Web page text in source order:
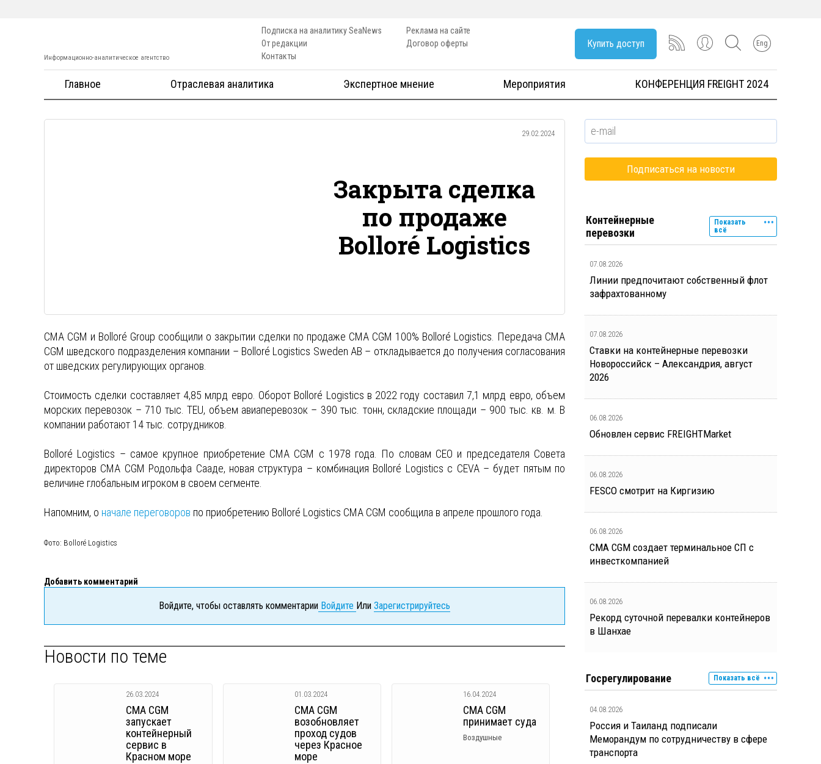
Информационно-аналитическое агентство
Подписка на аналитику SeaNews
От редакции
Контакты
Реклама на сайте
Договор оферты
Купить доступ Eng
Главное Отраслевая аналитика Экспертное мнение Мероприятия КОНФЕРЕНЦИЯ FREIGHT 2024
29.02.2024
Закрыта сделка
по продаже
Bolloré Logistics
CMA CGM и Bolloré Group сообщили о закрытии сделки по продаже CMA CGM 100% Bolloré Logistics. Передача CMA
CGM шведского подразделения компании – Bolloré Logistics Sweden AB – откладывается до получения согласования
от шведских регулирующих органов.
Стоимость сделки составляет 4,85 млрд евро. Оборот Bolloré Logistics в 2022 году составил 7,1 млрд евро, объем
морских перевозок – 710 тыс. TEU, объем авиаперевозок – 390 тыс. тонн, складские площади – 900 тыс. кв. м. В
компании работают 14 тыс. сотрудников.
Bolloré Logistics – самое крупное приобретение CMA CGM с 1978 года. По словам CEO и председателя Совета
директоров CMA CGM Родольфа Сааде, новая структура – комбинация Bolloré Logistics с CEVA – будет пятым по
величине глобальным игроком в своем сегменте.
Напомним, о начале переговоров по приобретению Bolloré Logistics CMA CGM сообщила в апреле прошлого года.
Фото: Bolloré Logistics
Добавить комментарий
Войдите, чтобы оставлять комментарии Войдите Или Зарегистрируйтесь
Новости по теме
26.03.2024
CMA CGM
запускает
контейнерный
сервис в
Красном море
01.03.2024
CMA CGM
возобновляет
проход судов
через Красное
море
16.04.2024
СМА CGM
принимает суда
Воздушные
Контейнерные
перевозки
Показать
всё
07.08.2026
Линии предпочитают собственный флот
зафрахтованному
07.08.2026
Ставки на контейнерные перевозки
Новороссийск – Александрия, август
2026
06.08.2026
Обновлен сервис FREIGHTMarket
06.08.2026
FESCO смотрит на Киргизию
06.08.2026
CMA CGM создает терминальное СП с
инвесткомпанией
06.08.2026
Рекорд суточной перевалки контейнеров
в Шанхае
Госрегулирование Показать всё
04.08.2026
Россия и Таиланд подписали
Меморандум по сотрудничеству в сфере
транспорта